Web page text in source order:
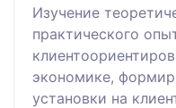
Изучение
практического
экономике,
установки на